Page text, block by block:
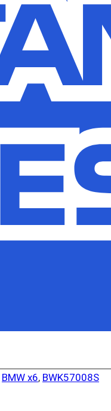
BMW x6, BWK57008S